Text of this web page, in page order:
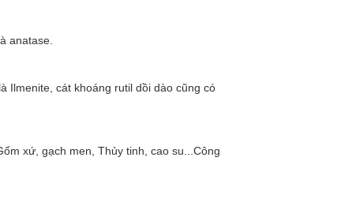
anatase.
Ilmenite, cát khoáng rutil dồi dào cũng có
xứ, gạch men, Thủy tinh, cao su...Công